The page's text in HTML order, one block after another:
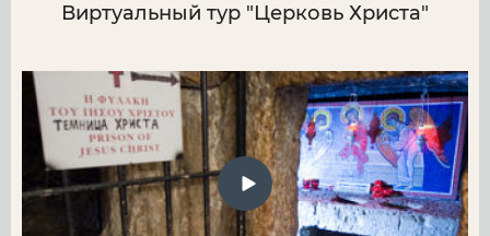
Виртуальный тур "Церковь Христа"